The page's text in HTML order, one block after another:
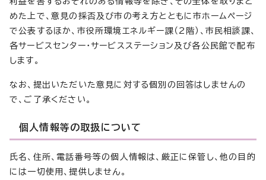
めた上で、意見の採否及び市の考え方とともに市ホームページ
で公表するほか、市役所環境エネルギー課（2階）、市民相談課、
各サービスセンター・サービスステーション及び各公民館で配布
します。
なお、提出いただいた意見に対する個別の回答はしませんの
で、ご了承ください。
個人情報等の取扱について
氏名、住所、電話番号等の個人情報は、厳正に保管し、他の目的
には一切使用、提供しません。